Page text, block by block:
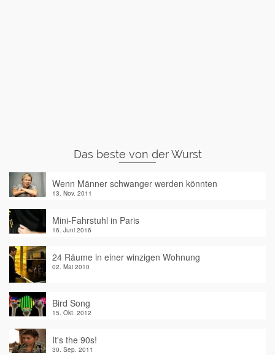
Das beste von der Wurst
Wenn Männer schwanger werden könnten
13. Nov. 2011
Mini-Fahrstuhl in Paris
16. Juni 2016
24 Räume in einer winzigen Wohnung
02. Mai 2010
Bird Song
15. Okt. 2012
It's the 90s!
30. Sep. 2011